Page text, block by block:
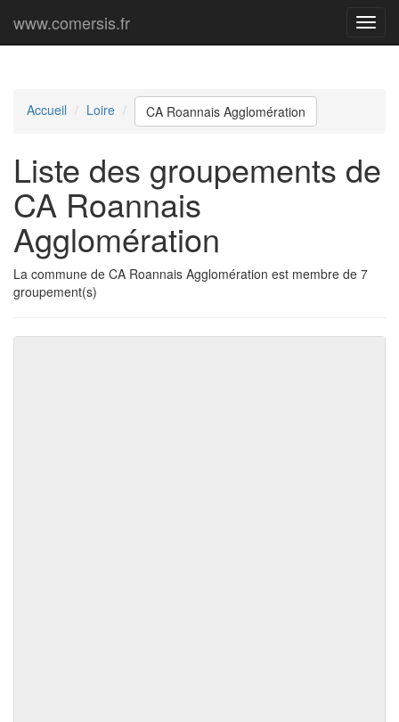
Menu
www.comersis.fr
Accueil Loire CA Roannais Agglomération
Liste des groupements de
CA Roannais
Agglomération
La commune de CA Roannais Agglomération est membre de 7
groupement(s)